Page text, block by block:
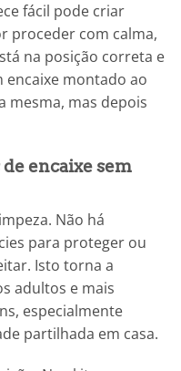
fácil pode criar
proceder com calma,
na posição correta e
montado ao
mesma, mas depois
encaixe sem
Não há
para proteger ou
Isto torna a
adultos e mais
especialmente
partilhada em casa.